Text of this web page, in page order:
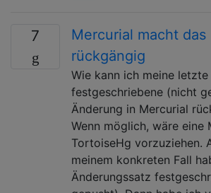
7
Mercurial macht
rückgängig
Wie kann ich meine
festgeschriebene (nicht
Änderung in Mercurial
Wenn möglich, wäre eine
TortoiseHg vorzuziehen.
meinem konkreten Fall
Änderungssatz